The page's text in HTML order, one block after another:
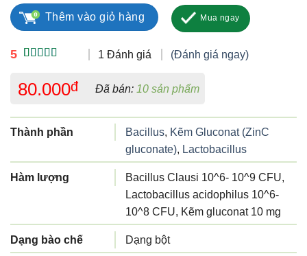
5
đánh giá
1 Đánh giá (Đánh giá ngay)
80.000đ Đã bán: 10 sản phẩm
Thành phần Bacillus, Kẽm Gluconat (ZinC
gluconate), Lactobacillus
Hàm lượng
Bacillus Clausi 10^6- 10^9 CFU,
Lactobacillus acidophilus 10^6-
10^8 CFU, Kẽm gluconat 10 mg
Dạng bào chế Dạng bột
Thêm vào giỏ hàng Mua ngay